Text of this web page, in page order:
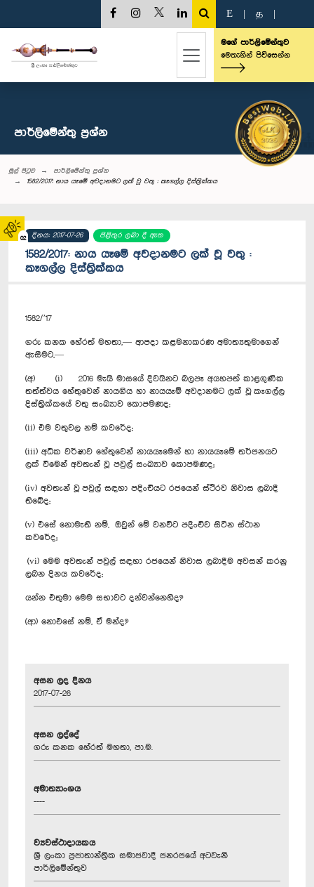
02
E த
මගේ පාර්ලිමේන්තුව
මෙතැනින් පිවිසෙන්න
පාර්ලි‌මේන්තු‌ ප්‍රශ්න
මුල් පිටුව
පාර්ලි‌මේන්තු‌ ප්‍රශ්න
1582/2017: නාය යෑමේ අවදානමට ලක් වූ වතු : කෑගල්ල දිස්ත්‍රික්කය
දිනය: 2017-07-26 පිළිතුර ලබා දී ඇත
1582/2017: නාය යෑමේ අවදානමට ලක් වූ වතු :
කෑගල්ල දිස්ත්‍රික්කය
1582/’17
ගරු කනක හේරත් මහතා,— ආපදා කළමනාකරණ අමාත්‍යතුමාගෙන්
ඇසීමට,—
(අ) (i) 2016 මැයි මාසයේ දිවයිනට බලපෑ අයහපත් කාළගුණික
තත්ත්වය හේතුවෙන් නායගිය හා නායයෑම් අවදානමට ලක් වූ කෑගල්ල
දිස්ත්‍රික්කයේ වතු සංඛ්‍යාව කොපමණද;
(ii) එම වතුවල නම් කවරේද;
(iii) අධික වර්ෂාව හේතුවෙන් නායයෑමෙන් හා නායයෑ‍මේ තර්ජනයට
ලක් වීමෙන් අවතැන් වූ පවුල් සංඛ්‍යාව කොපමණද;
(iv) අවතැන් වූ පවුල් සඳහා පදිංචියට රජයෙන් ස්ථිරව නිවාස ලබාදී
තිබේද;
(v) එසේ නොමැති නම්, ඔවුන් මේ වනවිට පදිංචිව සිටින ස්ථාන
කවරේද;
(vi) මෙම අවතැන් පවුල් සඳහා රජයෙන් නිවාස ලබාදීම අවසන් කරනු
ලබන දිනය කවරේද;
යන්න එතුමා මෙම සභාවට දන්වන්නෙහිද?
(ආ) නොඑසේ නම්, ඒ මන්ද?
අසන ලද දිනය
2017-07-26
අසන ලද්දේ
ගරු කනක හේරත් මහතා, පා.ම.
අමාත්‍යාංශය
----
ව්‍යවස්ථාදායකය
ශ්‍රී ලංකා ප්‍රජාතාන්ත්‍රික සමාජවාදී ජනරජයේ අටවැනි
පාර්ලිමේන්තුව